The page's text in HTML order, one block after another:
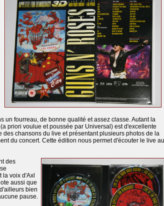
un fourreau, de bonne qualité et assez classe. Autant la
priori voulue et poussée par Universal) est d'excellente
chansons du live et présentant plusieurs photos de la
du concert. Cette édition nous permet d'écouter le live au
des
la voix d'Axl
aussi que
bien
pause.